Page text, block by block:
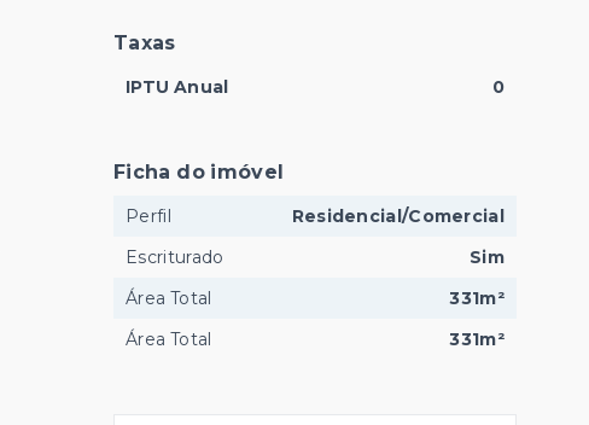
Taxas
IPTU Anual 0
Ficha do imóvel
Perfil
Residencial/Comercial
Escriturado
Sim
Área Total
331m²
Área Total
331m²